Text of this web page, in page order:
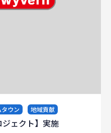
ウン 地域貢献
ェクト】実施